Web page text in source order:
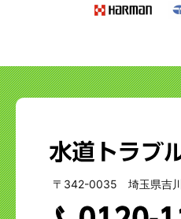
〒342-0035 埼玉県吉